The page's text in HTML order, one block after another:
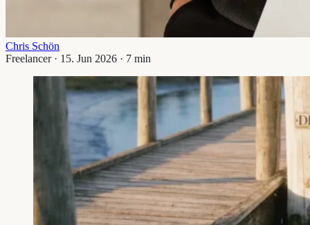
Chris Schön
Freelancer · 15. Jun 2026 · 7 min